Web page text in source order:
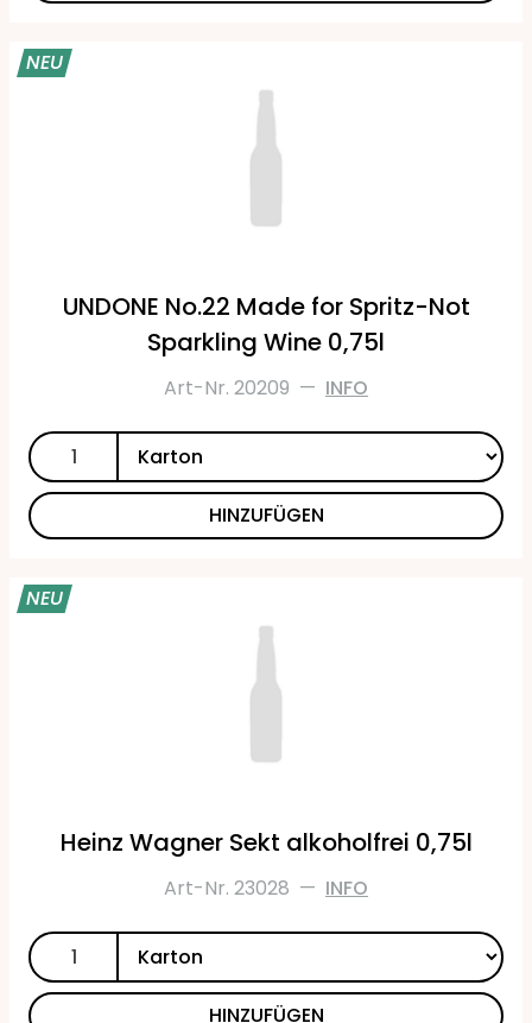
NEU
UNDONE No.22 Made for Spritz-Not
Sparkling Wine 0,75l
Art-Nr. 20209 — INFO
HINZUFÜGEN
NEU
Heinz Wagner Sekt alkoholfrei 0,75l
Art-Nr. 23028 — INFO
HINZUFÜGEN